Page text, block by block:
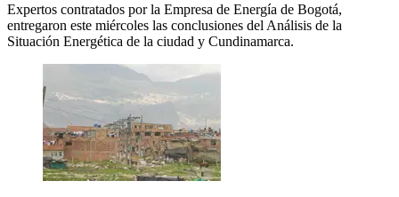
Expertos contratados por la Empresa de Energía de Bogotá,
entregaron este miércoles las conclusiones del Análisis de la
Situación Energética de la ciudad y Cundinamarca.